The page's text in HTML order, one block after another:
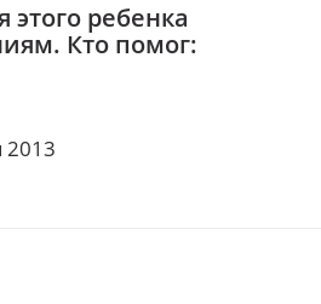
ребенка
Кто помог:
2013